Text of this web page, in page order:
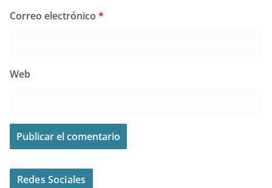
Correo electrónico *
Web
Redes Sociales